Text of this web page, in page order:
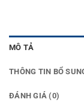
MÔ TẢ
THÔNG TIN BỔ
ĐÁNH GIÁ (0)